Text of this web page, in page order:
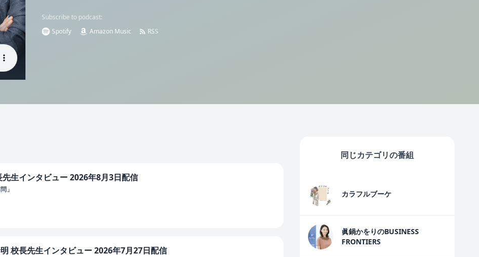
Subscribe to podcast:
Spotify
Amazon Music RSS
生インタビュー 2026年8月3日配信
」
校長先生インタビュー 2026年7月27日配信
同じカテゴリの番組
カラフルブーケ
眞鍋かをりのBUSINESS
FRONTIERS